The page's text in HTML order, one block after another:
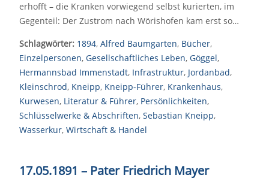
erhofft – die Kranken vorwiegend selbst kurierten, im
Gegenteil: Der Zustrom nach Wörishofen kam erst so…
Schlagwörter: 1894, Alfred Baumgarten, Bücher,
Einzelpersonen, Gesellschaftliches Leben, Göggel,
Hermannsbad Immenstadt, Infrastruktur, Jordanbad,
Kleinschrod, Kneipp, Kneipp-Führer, Krankenhaus,
Kurwesen, Literatur & Führer, Persönlichkeiten,
Schlüsselwerke & Abschriften, Sebastian Kneipp,
Wasserkur, Wirtschaft & Handel
17.05.1891 – Pater Friedrich Mayer